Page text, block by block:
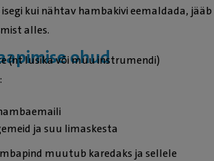
kui nähtav hambakivi eemaldada, jääb
alles.
ohud
(nt lusika või muu instrumendi)
ja suu limaskesta
muutub karedaks ja sellele